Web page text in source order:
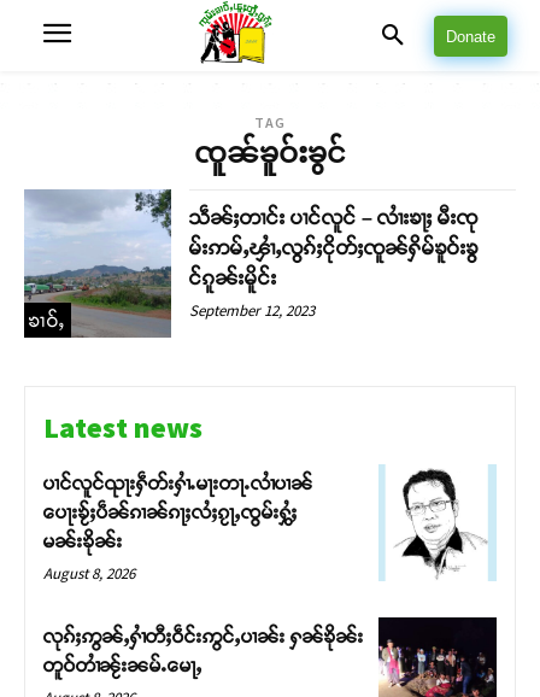
Donate
TAG
ၸူၼ်ၶူဝ်းၶွင်
ၶၢဝ်ႇ
သဵၼ်ႈတၢင်း ပၢင်လူင် – လၢႆးၶႃႈ မီးၸု
မ်းဢမ်ႇၾၢႆႇလွၵ်ႈငိုတ်ႈၸူၼ်ႁိမ်ၶူဝ်းၶွ
င်ၵူၼ်းမိူင်း
September 12, 2023
Latest news
ပၢင်လူင်ၺႃးႁဵတ်းႁၢႆႉမႃးတႃႉလၢႆပၢၼ် ​​
ပေႃးၶႂ်ႈပဵၼ်ၵၢၼ်ၵႃႈလႆႈၵႂႃႇၸွမ်းႁွႆႈ
မၼ်းၶိုၼ်း
August 8, 2026
လုၵ်ႈဢွၼ်ႇႁၢႆတီႈဝဵင်းဢွင်ႇပၢၼ်း ႁၼ်ၶိုၼ်း
တူဝ်တၢႆၼႂ်းၼမ်ႉမေႃႇ